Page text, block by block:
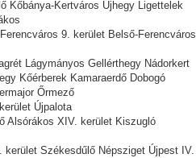
Kőbánya-Kertváros Újhegy Ligettelek
9. kerület Belső-Ferencváros
Lágymányos Gellérthegy Nádorkert
Kőérberek Kamaraerdő Dobogó
Őrmező
Újpalota
Alsórákos XIV. kerület Kiszugló
Székesdűlő Népsziget Újpest IV.